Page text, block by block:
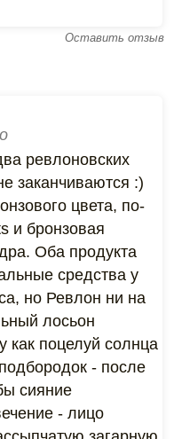
Оставить отзыв
ревлоновских
заканчиваются :)
цвета, по-
и бронзовая
Оба продукта
средства у
но Ревлон ни на
лосьон
как поцелуй солнца
- после
сияние
- лицо